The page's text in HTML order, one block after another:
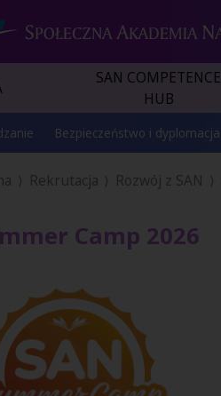
SAN COMPETENCE
HUB
Bezpieczeństwo i dyplomacja
Rekrutacja Rozwój z SAN
Camp 2026